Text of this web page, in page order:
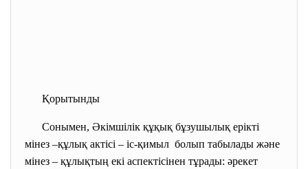
Қорытынды
Сонымен, Әкімшілік құқық бұзушылық ерікті
мінез –құлық актісі – іс-қимыл болып табылады және
мінез – құлықтың екі аспектісінен тұрады: әрекет